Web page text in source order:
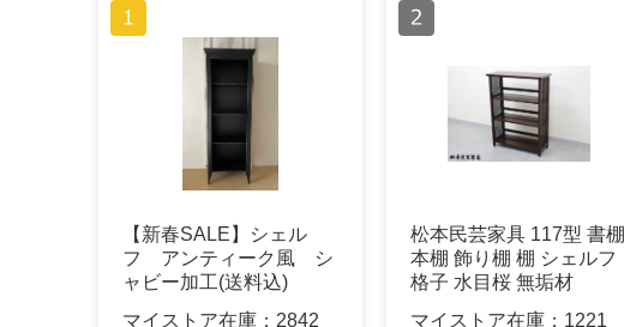
【新春SALE】シェル
フ アンティーク風 シ
ャビー加工(送料込)
マイストア在庫： 2842
松本民芸家具 117型 書棚
本棚 飾り棚 棚 シェルフ
格子 水目桜 無垢材
マイストア在庫： 1221